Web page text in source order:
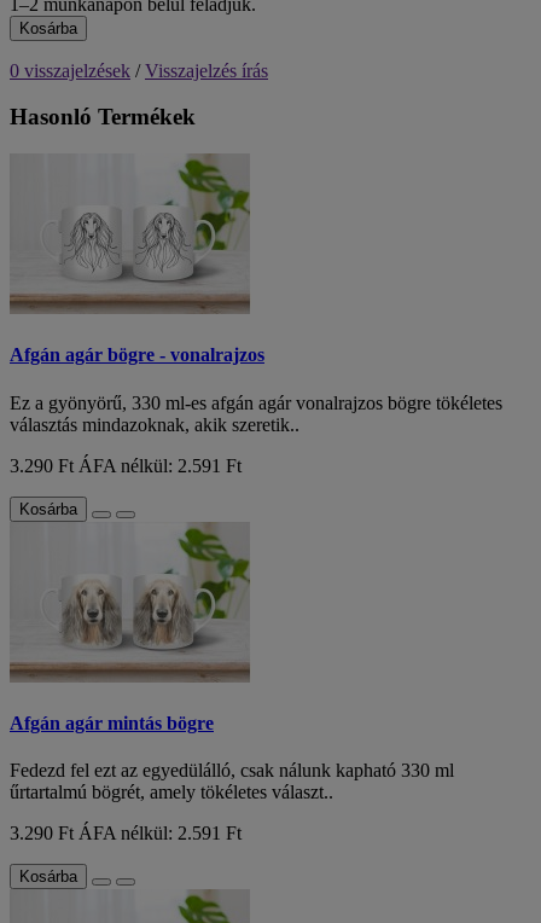
Kosárba
0 visszajelzések /Visszajelzés írás
Hasonló Termékek
Afgán agár bögre - vonalrajzos
Ez a gyönyörű, 330 ml-es afgán agár vonalrajzos bögre tökéletes
választás mindazoknak, akik szeretik..
3.290 Ft ÁFA nélkül: 2.591 Ft
Kosárba
Afgán agár mintás bögre
Fedezd fel ezt az egyedülálló, csak nálunk kapható 330 ml
űrtartalmú bögrét, amely tökéletes választ..
3.290 Ft ÁFA nélkül: 2.591 Ft
Kosárba